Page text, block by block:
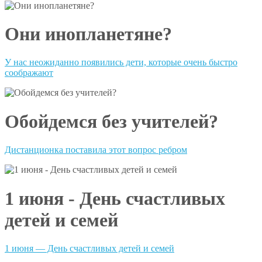
Они инопланетяне?
У нас неожиданно появились дети, которые очень быстро
соображают
Обойдемся без учителей?
Дистанционка поставила этот вопрос ребром
1 июня - День счастливых
детей и семей
1 июня — День счастливых детей и семей